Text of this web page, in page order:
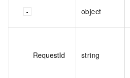
object
RequestId string